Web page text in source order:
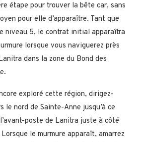
étape pour trouver la bête car, sans
pour elle d’apparaître. Tant que
niveau 5, le contrat initial apparaîtra
lorsque vous naviguerez près
dans la zone du Bond des
exploré cette région, dirigez-
le nord de Sainte-Anne jusqu’à ce
poste de Lanitra juste à côté
le murmure apparaît, amarrez